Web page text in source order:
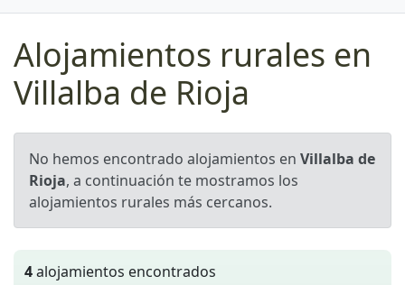
Alojamientos rurales en
Villalba de Rioja
No hemos encontrado alojamientos en Villalba de
Rioja, a continuación te mostramos los
alojamientos rurales más cercanos.
4alojamientos encontrados